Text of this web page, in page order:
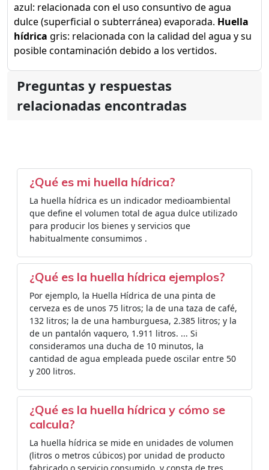
azul: relacionada con el uso consuntivo de agua
dulce (superficial o subterránea) evaporada. Huella
hídrica gris: relacionada con la calidad del agua y su
posible contaminación debido a los vertidos.
Preguntas y respuestas
relacionadas encontradas
¿Qué es mi huella hídrica?
La huella hídrica es un indicador medioambiental
que define el volumen total de agua dulce utilizado
para producir los bienes y servicios que
habitualmente consumimos .
¿Qué es la huella hídrica ejemplos?
Por ejemplo, la Huella Hídrica de una pinta de
cerveza es de unos 75 litros; la de una taza de café,
132 litros; la de una hamburguesa, 2.385 litros; y la
de un pantalón vaquero, 1.911 litros. ... Si
consideramos una ducha de 10 minutos, la
cantidad de agua empleada puede oscilar entre 50
y 200 litros.
¿Qué es la huella hídrica y cómo se
calcula?
La huella hídrica se mide en unidades de volumen
(litros o metros cúbicos) por unidad de producto